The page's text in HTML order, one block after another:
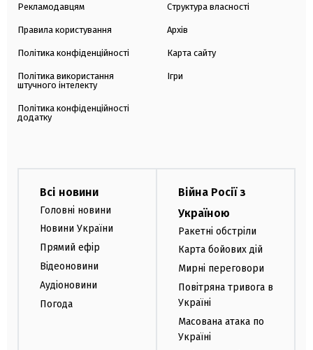
Рекламодавцям
Правила користування
Політика конфіденційності
Політика використання
штучного інтелекту
Політика конфіденційності
додатку
Структура власності
Архів
Карта сайту
Ігри
Всі новини
Головні новини
Новини України
Прямий ефір
Відеоновини
Аудіоновини
Погода
Війна Росії з
Україною
Ракетні обстріли
Карта бойових дій
Мирні переговори
Повітряна тривога в
Україні
Масована атака по
Україні